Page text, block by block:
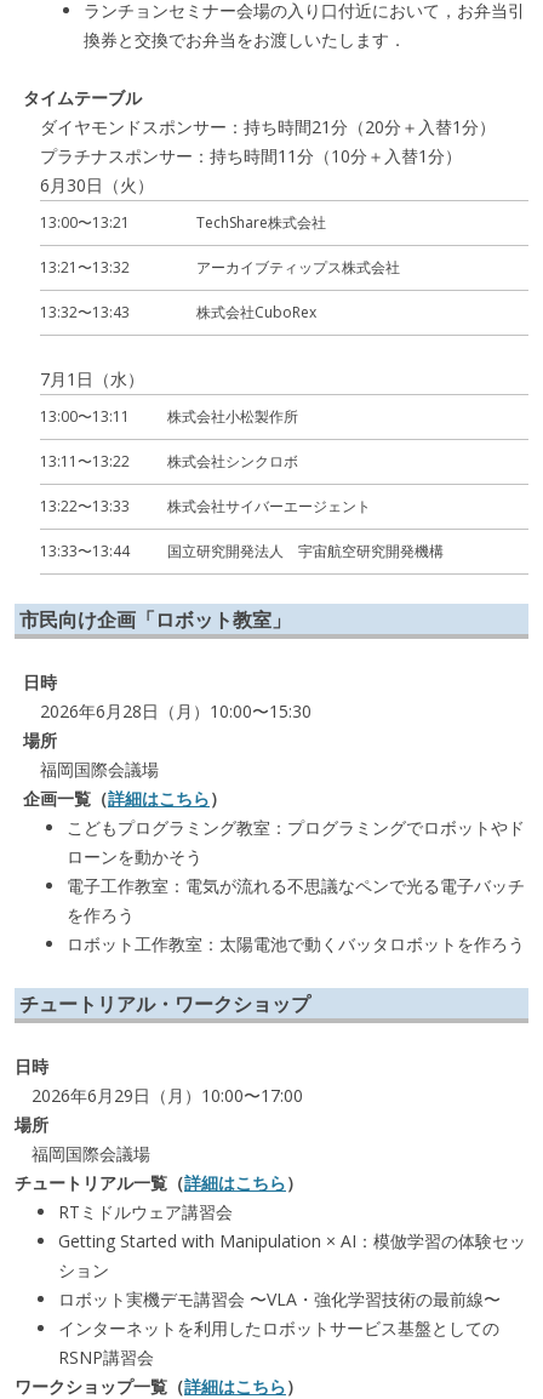
ランチョンセミナー会場の入り口付近において，お弁当引
換券と交換でお弁当をお渡しいたします．
タイムテーブル
ダイヤモンドスポンサー：持ち時間21分（20分＋入替1分）
プラチナスポンサー：持ち時間11分（10分＋入替1分）
6月30日（火）
13:00〜13:21 TechShare株式会社
13:21〜13:32 アーカイブティップス株式会社
13:32〜13:43 株式会社CuboRex
7月1日（水）
13:00〜13:11 株式会社小松製作所
13:11〜13:22 株式会社シンクロボ
13:22〜13:33 株式会社サイバーエージェント
13:33〜13:44 国立研究開発法人 宇宙航空研究開発機構
市民向け企画「ロボット教室」
日時
2026年6月28日（月）10:00〜15:30
場所
福岡国際会議場
企画一覧 （詳細はこちら）
こどもプログラミング教室：プログラミングでロボットやド
ローンを動かそう
電子工作教室：電気が流れる不思議なペンで光る電子バッチ
を作ろう
ロボット工作教室：太陽電池で動くバッタロボットを作ろう
チュートリアル・ワークショップ
日時
2026年6月29日（月）10:00〜17:00
場所
福岡国際会議場
チュートリアル一覧（詳細はこちら）
RTミドルウェア講習会
Getting Started with Manipulation × AI：模倣学習の体験セッ
ション
ロボット実機デモ講習会 〜VLA・強化学習技術の最前線〜
インターネットを利用したロボットサービス基盤としての
RSNP講習会
ワークショップ一覧（詳細はこちら）